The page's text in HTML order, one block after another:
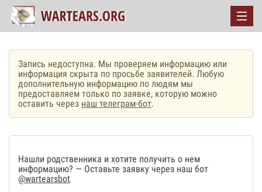
Запись недоступна. Мы проверяем информацию или
информация скрыта по просьбе заявителей. Любую
дополнительную информацию по людям мы
предоставляем только по заявке, которую можно
оставить через наш телеграм-бот.
Нашли родственника и хотите получить о нем
информацию? — Оставьте заявку через наш бот
@wartearsbot